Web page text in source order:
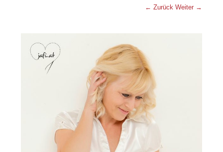
← Zurück Weiter →